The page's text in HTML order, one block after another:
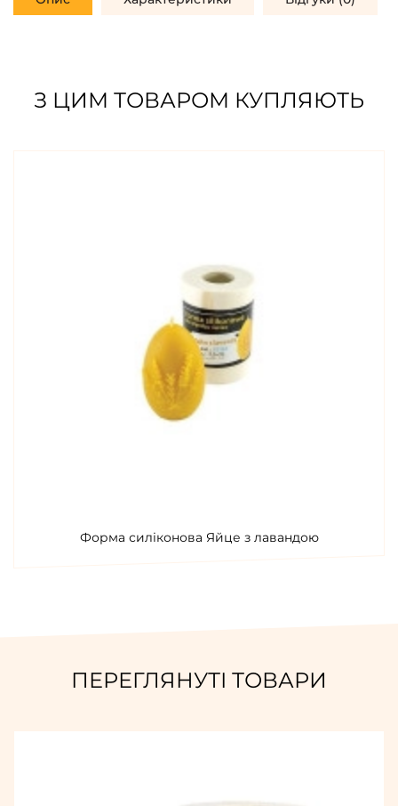
З ЦИМ ТОВАРОМ КУПЛЯЮТЬ
Форма силіконова Яйце з лавандою
ПЕРЕГЛЯНУТІ ТОВАРИ